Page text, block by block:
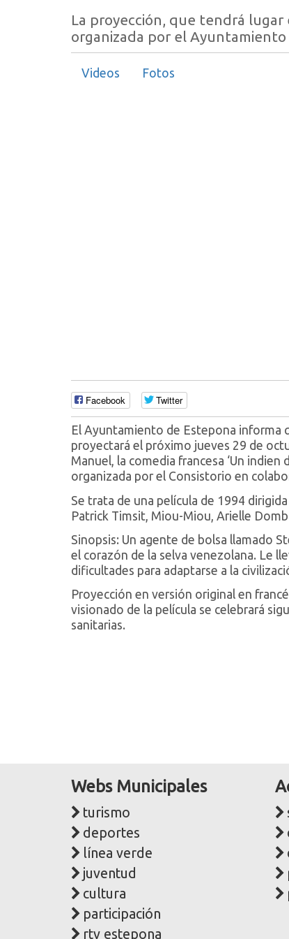
La proyección, que tendrá
organizada por el Ayuntamiento
Videos Fotos
Facebook Twitter
El Ayuntamiento de Estepona informa
proyectará el próximo jueves 29 de
Manuel, la comedia francesa ‘Un indien
organizada por el Consistorio en
Se trata de una película de 1994
Patrick Timsit, Miou-Miou, Arielle
Sinopsis: Un agente de bolsa llamado
el corazón de la selva venezolana. Le
dificultades para adaptarse a la
Proyección en versión original en
visionado de la película se celebrará
sanitarias.
Webs Municipales
turismo
deportes
línea verde
juventud
cultura
participación
rtv estepona